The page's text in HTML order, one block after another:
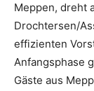
Meppen, dreht
Drochtersen/
effizienten
Anfangsphase
Gäste aus